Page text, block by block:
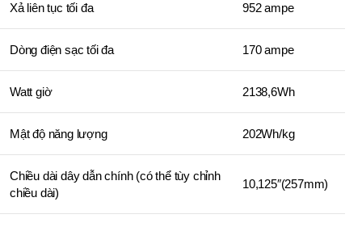
Xả liên tục tối đa 952 ampe
Dòng điện sạc tối đa 170 ampe
Watt giờ 2138,6Wh
Mật độ năng lượng 202Wh/kg
Chiều dài dây dẫn chính (có thể tùy chỉnh
chiều dài)
10,125″(257mm)